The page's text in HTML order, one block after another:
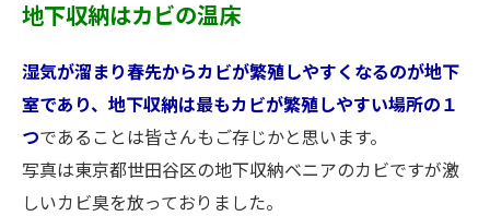
地下収納はカビの温床
湿気が溜まり春先からカビが繁殖しやすくなるのが地下
室であり、地下収納は最もカビが繁殖しやすい場所の１
つであることは皆さんもご存じかと思います。
写真は東京都世田谷区の地下収納ベニアのカビですが激
しいカビ臭を放っておりました。